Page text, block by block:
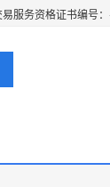
易服务资格证书编号